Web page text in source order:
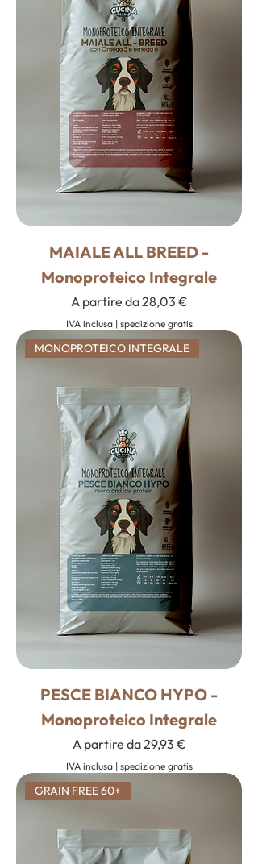
MAIALE ALL BREED -
Monoproteico Integrale
A partire da28,03 €
Prezzo scontato
IVA inclusa| spedizione gratis
MONOPROTEICO INTEGRALE
PESCE BIANCO HYPO -
Monoproteico Integrale
A partire da29,93 €
Prezzo scontato
IVA inclusa| spedizione gratis
GRAIN FREE 60+